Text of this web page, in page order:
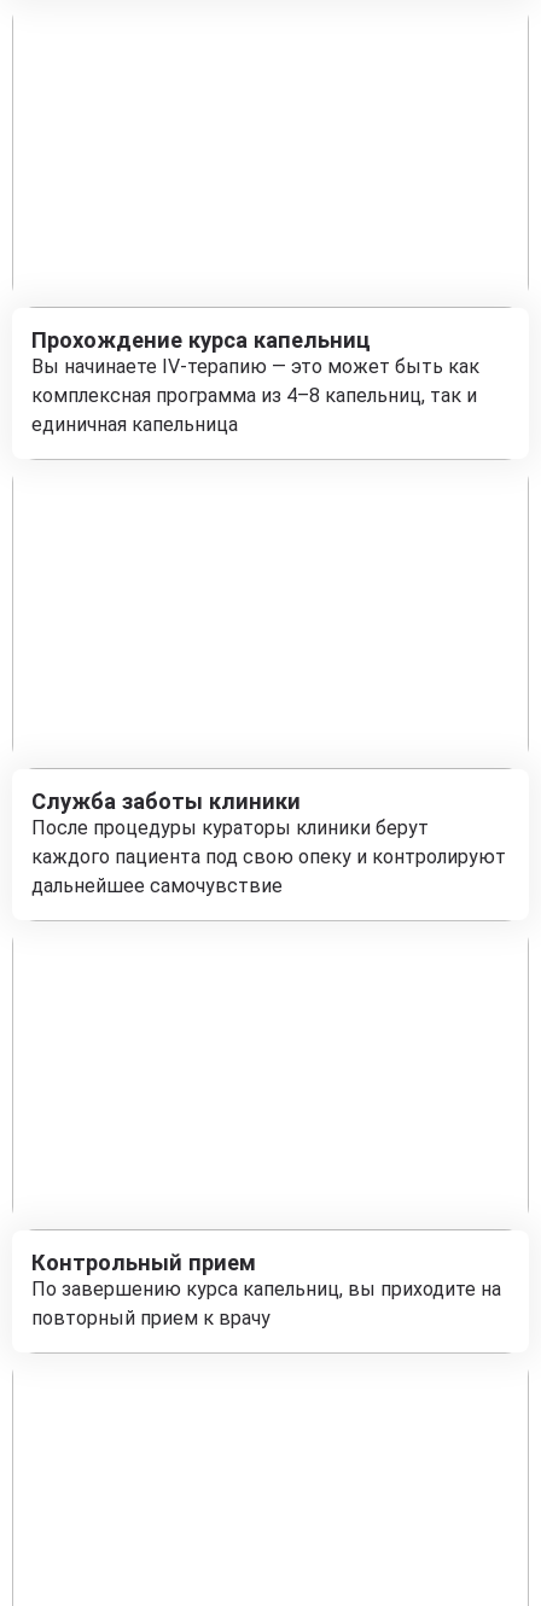
Прохождение курса капельниц
Вы начинаете IV-терапию — это может быть как
комплексная программа из 4–8 капельниц, так и
единичная капельница
Служба заботы клиники
После процедуры кураторы клиники берут
каждого пациента под свою опеку и контролируют
дальнейшее самочувствие
Контрольный прием
По завершению курса капельниц, вы приходите на
повторный прием к врачу